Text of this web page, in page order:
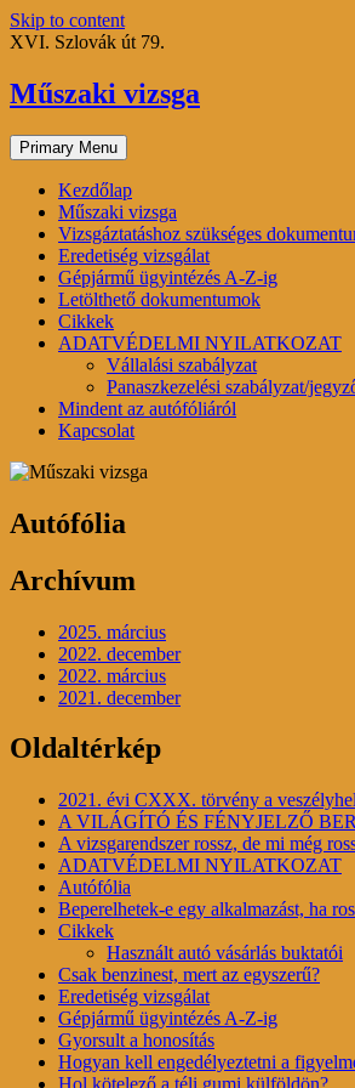
Skip to content
XVI. Szlovák út 79.
Műszaki vizsga
Primary Menu
Kezdőlap
Műszaki vizsga
Vizsgáztatáshoz szükséges
Eredetiség vizsgálat
Gépjármű ügyintézés A-Z-ig
Letölthető dokumentumok
Cikkek
ADATVÉDELMI NYILATKOZAT
Vállalási szabályzat
Panaszkezelési szabályzat/
Mindent az autófóliáról
Kapcsolat
Autófólia
Archívum
2025. március
2022. december
2022. március
2021. december
Oldaltérkép
2021. évi CXXX. törvény a
A VILÁGÍTÓ ÉS FÉNYJELZŐ
A vizsgarendszer rossz, de mi még
ADATVÉDELMI NYILATKOZAT
Autófólia
Beperelhetek-e egy alkalmazást, ha
Cikkek
Használt autó vásárlás buktatói
Csak benzinest, mert az egyszerű?
Eredetiség vizsgálat
Gépjármű ügyintézés A-Z-ig
Gyorsult a honosítás
Hogyan kell engedélyeztetni a